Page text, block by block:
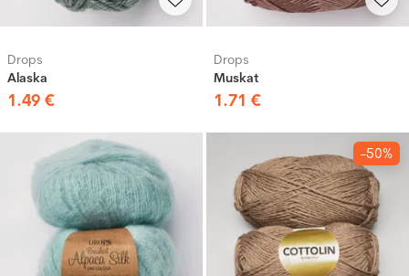
Drops
Alaska
1.49 €
Drops
Muskat
1.71 €
-50%